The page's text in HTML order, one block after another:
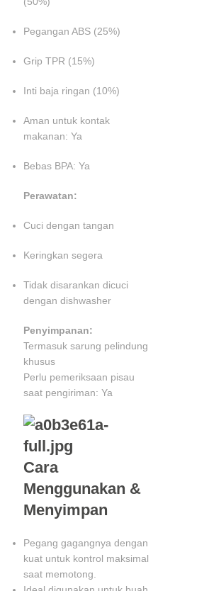
Pegangan ABS (25%)
Grip TPR (15%)
Inti baja ringan (10%)
Aman untuk kontak
makanan: Ya
Bebas BPA: Ya
Perawatan:
Cuci dengan tangan
Keringkan segera
Tidak disarankan dicuci
dengan dishwasher
Penyimpanan:
Termasuk sarung pelindung
khusus
Perlu pemeriksaan pisau
saat pengiriman: Ya
Cara
Menggunakan &
Menyimpan
Pegang gagangnya dengan
kuat untuk kontrol maksimal
saat memotong.